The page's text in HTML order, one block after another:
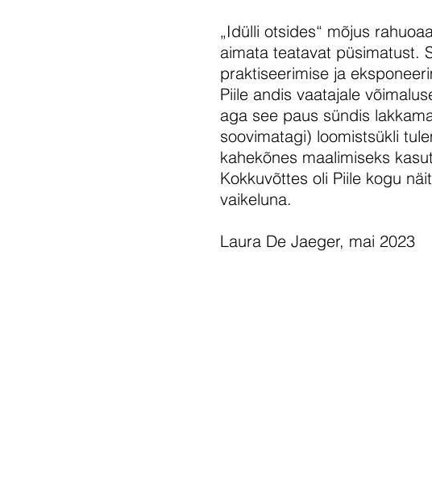
„Idülli otsides“ mõjus
aimata teatavat püsimatust.
praktiseerimise ja
Piile andis vaatajale
aga see paus sündis
soovimatagi) loomistsükli
kahekõnes maalimiseks
Kokkuvõttes oli Piile kogu
vaikeluna.
Laura De Jaeger, mai 2023